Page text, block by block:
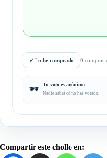
✓ Lo he comprado 0 compras
🕶️ Tu voto es anónimo
Nadie sabrá cómo has votado.
Compartir este chollo en: